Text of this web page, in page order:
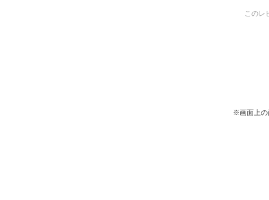
このレ
※画面上の